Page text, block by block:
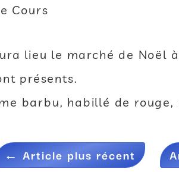
Cours
lieu le marché de Noël
présents.
barbu, habillé de rouge,
←Article plus récent